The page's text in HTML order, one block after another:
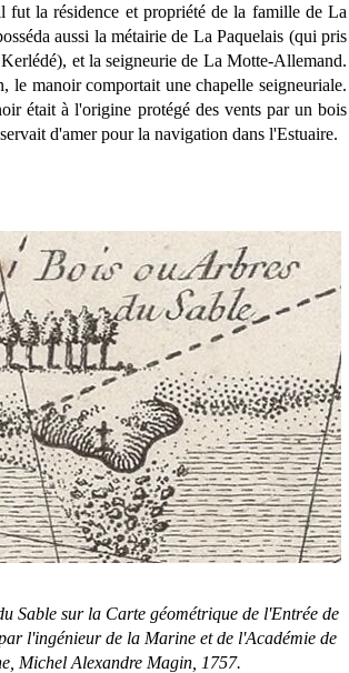
fut la résidence et propriété de la famille de La
aussi la métairie de La Paquelais (qui pris
et la seigneurie de La Motte-Allemand.
le manoir comportait une chapelle seigneuriale.
était à l'origine protégé des vents par un bois
d'amer pour la navigation dans l'Estuaire.
Sable sur la Carte géométrique de l'Entrée de
l'ingénieur de la Marine et de l'Académie de
Michel Alexandre Magin, 1757.